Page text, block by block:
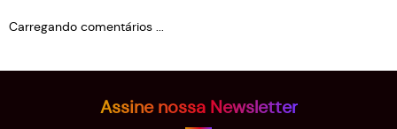
Carregando comentários ...
Assine nossa Newsletter